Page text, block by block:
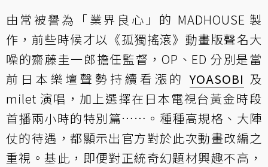
由常被譽為「業界良心」的 MADHOUSE 製
作，前些時候才以《孤獨搖滾》動畫版聲名大
噪的齋藤圭一郎擔任監督，OP、ED 分別是當
前日本樂壇聲勢持續看漲的YOASOBI 及
milet 演唱，加上選擇在日本電視台黃金時段
首播兩小時的特別篇……。種種高規格、大陣
仗的待遇，都顯示出官方對於此次動畫改編之
重視。基此，即便對正統奇幻題材興趣不高，